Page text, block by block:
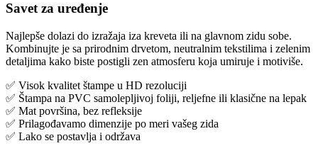
Savet za uređenje
Najlepše dolazi do izražaja iza kreveta ili na glavnom zidu sobe.
Kombinujte je sa prirodnim drvetom, neutralnim tekstilima i zelenim
detaljima kako biste postigli zen atmosferu koja umiruje i motiviše.
✅ Visok kvalitet štampe u HD rezoluciji
✅ Štampa na PVC samolepljivoj foliji, reljefne ili klasične na lepak
✅ Mat površina, bez refleksije
✅ Prilagođavamo dimenzije po meri vašeg zida
✅ Lako se postavlja i održava